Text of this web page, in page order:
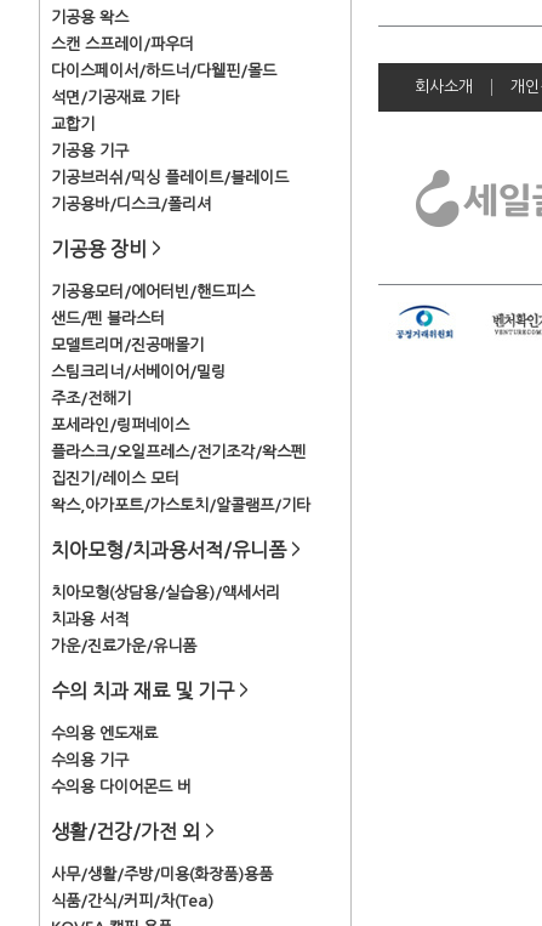
기공용 왁스
스캔 스프레이/파우더
다이스페이서/하드너/다웰핀/몰드
석면/기공재료 기타
교합기
기공용 기구
기공브러쉬/믹싱 플레이트/블레이드
기공용바/디스크/폴리셔
기공용 장비 >
기공용모터/에어터빈/핸드피스
샌드/펜 블라스터
모델트리머/진공매몰기
스팀크리너/서베이어/밀링
주조/전해기
포세라인/링퍼네이스
플라스크/오일프레스/전기조각/왁스펜
집진기/레이스 모터
왁스,아가포트/가스토치/알콜램프/기타
치아모형/치과용서적/유니폼 >
치아모형(상담용/실습용)/액세서리
치과용 서적
가운/진료가운/유니폼
수의 치과 재료 및 기구 >
수의용 엔도재료
수의용 기구
수의용 다이어몬드 버
생활/건강/가전 외 >
사무/생활/주방/미용(화장품)용품
식품/간식/커피/차(Tea)
회사소개 개인